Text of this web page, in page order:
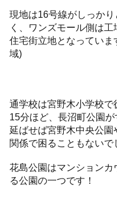
現地は16号線がしっか
く、ワンズモール側は
住宅街立地となってい
域)
通学校は宮野木小学校
15分ほど、長沼町公園
延ばせば宮野木中央公
関係で困ることもないで
花島公園はマンション
る公園の一つです！